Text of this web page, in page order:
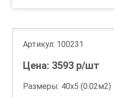
Артикул: 100231
Цена: 3593 р/шт
Размеры: 40х5 (0.02м2)